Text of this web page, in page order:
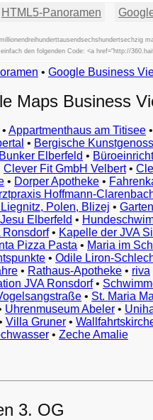
HTML5-Panoramen
den folgenden Code: <a href="http://
• Google Business
Maps Business
• Appartmenthaus am Titisee •
• Bergische
Bunker Elberfeld •
Clever Fit GmbH Velbert•
• Dorper Apotheke •
Hoffmann-
Polen, Blizej •
Elberfeld •
Ronsdorf• Kapelle der JVA
Pizza Pasta • Maria im
• Odile Liron-
• Rathaus-Apotheke • riva
JVA Ronsdorf•
• St. Maria
Uhrenmuseum Abeler •
Villa Gruner •
• Zeche Amalie
3. OG